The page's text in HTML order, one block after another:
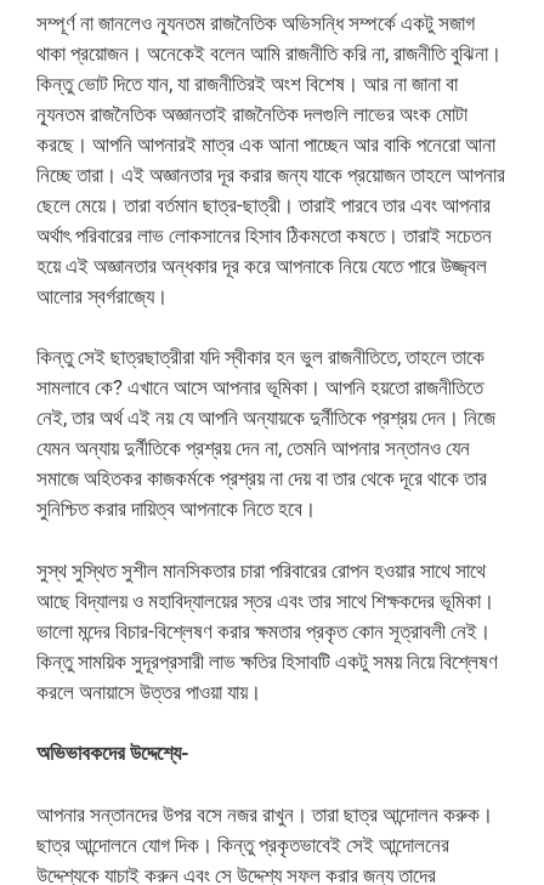
সম্পূর্ণ না জানলেও ন্যূনতম রাজনৈতিক অভিসন্ধি সম্পর্কে একটু সজাগ
থাকা প্রয়োজন। অনেকেই বলেন আমি রাজনীতি করি না, রাজনীতি বুঝিনা।
কিন্তু ভোট দিতে যান, যা রাজনীতিরই অংশ বিশেষ। আর না জানা বা
ন্যূনতম রাজনৈতিক অজ্ঞানতাই রাজনৈতিক দলগুলি লাভের অংক মোটা
করছে। আপনি আপনারই মাত্র এক আনা পাচ্ছেন আর বাকি পনেরো আনা
নিচ্ছে তারা। এই অজ্ঞানতার দূর করার জন্য যাকে প্রয়োজন তাহলে আপনার
ছেলে মেয়ে। তারা বর্তমান ছাত্র-ছাত্রী। তারাই পারবে তার এবং আপনার
অর্থাৎ পরিবারের লাভ লোকসানের হিসাব ঠিকমতো কষতে। তারাই সচেতন
হয়ে এই অজ্ঞানতার অন্ধকার দূর করে আপনাকে নিয়ে যেতে পারে উজ্জ্বল
আলোর স্বর্গরাজ্যে।
কিন্তু সেই ছাত্রছাত্রীরা যদি স্বীকার হন ভুল রাজনীতিতে, তাহলে তাকে
সামলাবে কে? এখানে আসে আপনার ভূমিকা। আপনি হয়তো রাজনীতিতে
নেই, তার অর্থ এই নয় যে আপনি অন্যায়কে দুর্নীতিকে প্রশ্রয় দেন। নিজে
যেমন অন্যায় দুর্নীতিকে প্রশ্রয় দেন না, তেমনি আপনার সন্তানও যেন
সমাজে অহিতকর কাজকর্মকে প্রশ্রয় না দেয় বা তার থেকে দূরে থাকে তার
সুনিশ্চিত করার দায়িত্ব আপনাকে নিতে হবে।
সুস্থ সুস্থিত সুশীল মানসিকতার চারা পরিবারের রোপন হওয়ার সাথে সাথে
আছে বিদ্যালয় ও মহাবিদ্যালয়ের স্তর এবং তার সাথে শিক্ষকদের ভূমিকা।
ভালো মন্দের বিচার-বিশ্লেষণ করার ক্ষমতার প্রকৃত কোন সূত্রাবলী নেই।
কিন্তু সাময়িক সুদূরপ্রসারী লাভ ক্ষতির হিসাবটি একটু সময় নিয়ে বিশ্লেষণ
করলে অনায়াসে উত্তর পাওয়া যায়।
অভিভাবকদের উদ্দেশ্যে-
আপনার সন্তানদের উপর বসে নজর রাখুন। তারা ছাত্র আন্দোলন করুক।
ছাত্র আন্দোলনে যোগ দিক। কিন্তু প্রকৃতভাবেই সেই আন্দোলনের
উদ্দেশ্যকে যাচাই করুন এবং সে উদ্দেশ্য সফল করার জন্য তাদের